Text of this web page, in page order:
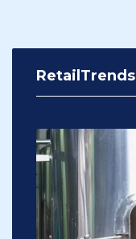
RetailTrends